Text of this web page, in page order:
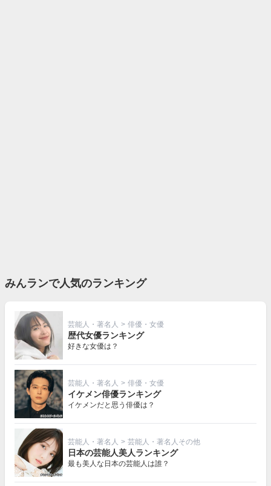
みんランで人気のランキング
芸能人・著名人 > 俳優・女優
歴代女優ランキング
好きな女優は？
芸能人・著名人 > 俳優・女優
イケメン俳優ランキング
イケメンだと思う俳優は？
芸能人・著名人 > 芸能人・著名人その他
日本の芸能人美人ランキング
最も美人な日本の芸能人は誰？